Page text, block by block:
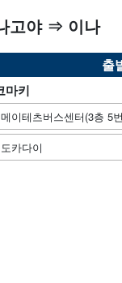
고야 ⇒ 이나
출
마키
메이테츠버스센터(3층 5
도카다이